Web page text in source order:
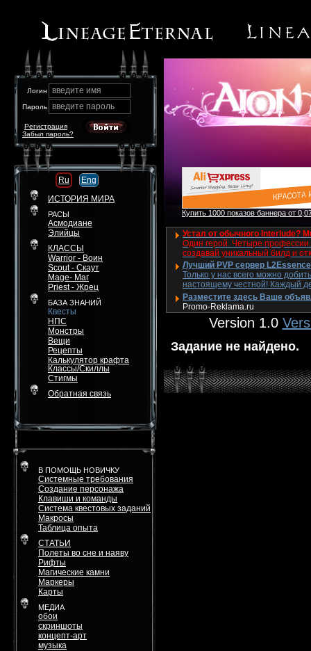
Логин введите имя
Пароль введите пароль
Забыл пароль?
Регистрация
Ru
Eng
ИСТОРИЯ МИРА
РАСЫ
Асмодиане
Элийцы
КЛАССЫ
Warrior - Воин
Scout - Скаут
Mage- Маг
Priest - Жрец
БАЗА ЗНАНИЙ
Квесты
НПС
Монстры
Вещи
Рецепты
Калькулятор крафта
Классы/Скиллы
Стигмы
Обратная связь
В ПОМОЩЬ НОВИЧКУ
Системные требования
Создание персонажа
Клавиши и команды
Система квестовых заданий
Макросы
Таблица опыта
СТАТЬИ
Полеты во сне и наяву
Рифты
Магические камни
Маркеры
Карты
МЕДИА
обои
скриншоты
концепт-арт
музыка
Купить 1000 показов баннера от
Устал от обычного Interlude?
Один герой. Четыре
создавай уникальный билд и
Лучший PVP сервер
Только у нас всего можно
настоящему честной! Каждый
Разместите здесь Ваше
Promo-Reklama.ru
Version 1.0
Задание не найдено.